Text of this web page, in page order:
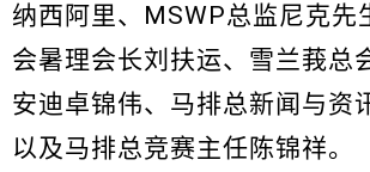
纳西阿里、MSWP总监尼克先
会暑理会长刘扶运、雪兰莪总
安迪卓锦伟、马排总新闻与资
以及马排总竞赛主任陈锦祥。